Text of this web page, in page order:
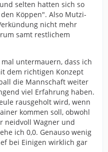
selten hatten sich so
Köppen". Also Mutzi-
nicht mehr
samt restlichem
untermauern, dass ich
dem richtigen Konzept
die Mannschaft weiter
viel Erfahrung haben.
rausgeholt wird, wenn
kommen soll, obwohl
neidvoll Wagner und
ich 0,0. Genauso wenig
bei Einigen wirklich gar